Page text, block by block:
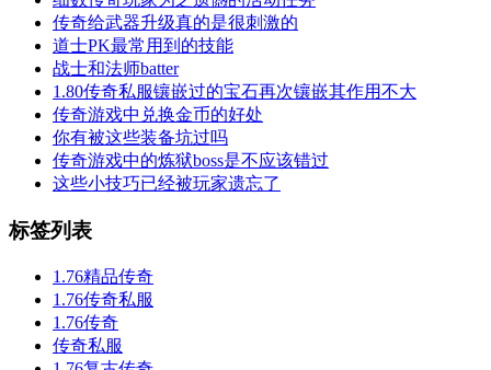
传奇给武器升级真的是很刺激的
道士PK最常用到的技能
战士和法师batter
1.80传奇私服镶嵌过的宝石再次镶嵌其作用不大
传奇游戏中兑换金币的好处
你有被这些装备坑过吗
传奇游戏中的炼狱boss是不应该错过
这些小技巧已经被玩家遗忘了
标签列表
1.76精品传奇
1.76传奇私服
1.76传奇
传奇私服